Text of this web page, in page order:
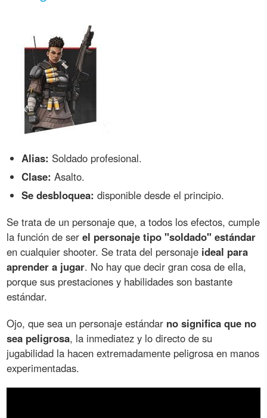
Alias: Soldado profesional.
Clase: Asalto.
Se desbloquea: disponible desde el principio.
Se trata de un personaje que, a todos los efectos, cumple
la función de serel personaje tipo "soldado" estándar
en cualquier shooter. Se trata del personaje ideal para
aprender a jugar. No hay que decir gran cosa de ella,
porque sus prestaciones y habilidades son bastante
estándar.
Ojo, que sea un personaje estándar no significa que no
sea peligrosa, la inmediatez y lo directo de su
jugabilidad la hacen extremadamente peligrosa en manos
experimentadas.